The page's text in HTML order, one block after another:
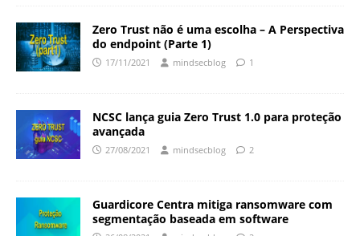
Zero Trust não é uma escolha – A Perspectiva
do endpoint (Parte 1)
17/11/2021 mindsecblog 1
NCSC lança guia Zero Trust 1.0 para proteção
avançada
27/08/2021 mindsecblog 2
Guardicore Centra mitiga ransomware com
segmentação baseada em software